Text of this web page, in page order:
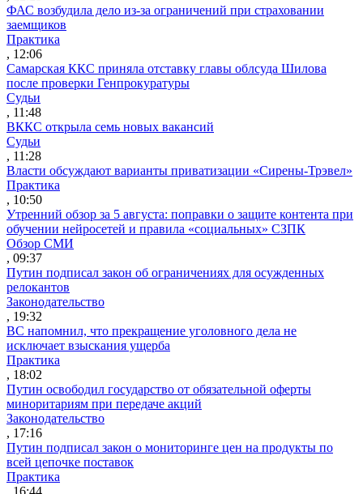
ФАС возбудила дело из-за ограничений при страховании
заемщиков
Практика
, 12:06
Самарская ККС приняла отставку главы облсуда Шилова
после проверки Генпрокуратуры
Судьи
, 11:48
ВККС открыла семь новых вакансий
Судьи
, 11:28
Власти обсуждают варианты приватизации «Сирены-Трэвел»
Практика
, 10:50
Утренний обзор за 5 августа: поправки о защите контента при
обучении нейросетей и правила «социальных» СЗПК
Обзор СМИ
, 09:37
Путин подписал закон об ограничениях для осужденных
релокантов
Законодательство
, 19:32
ВС напомнил, что прекращение уголовного дела не
исключает взыскания ущерба
Практика
, 18:02
Путин освободил государство от обязательной оферты
миноритариям при передаче акций
Законодательство
, 17:16
Путин подписал закон о мониторинге цен на продукты по
всей цепочке поставок
Практика
, 16:44